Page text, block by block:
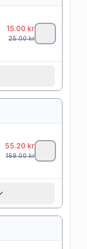
15.00 kr
25.00kr
55.20 kr
169.00kr